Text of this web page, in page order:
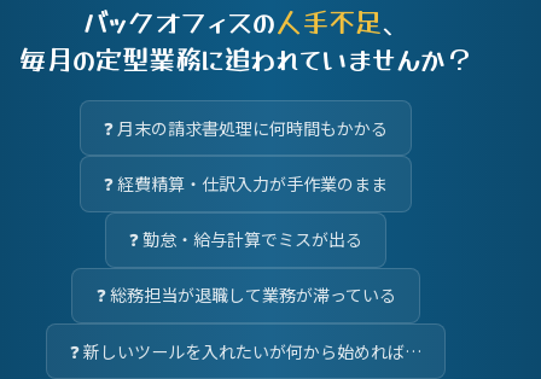
バックオフィスの人手不足、
毎月の定型業務に追われていませんか？
月末の請求書処理に何時間もかかる
経費精算・仕訳入力が手作業のまま
勤怠・給与計算でミスが出る
総務担当が退職して業務が滞っている
新しいツールを入れたいが何から始めれば…